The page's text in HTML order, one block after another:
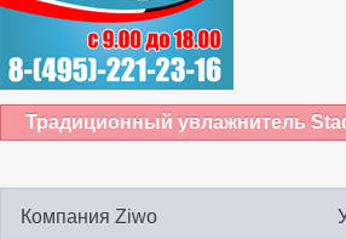
Традиционный увлажнитель
Компания Ziwo